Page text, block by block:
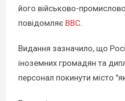
його військово-
повідомляє BBC.
Видання зазначило, що
іноземних громадян та
персонал покинути місто